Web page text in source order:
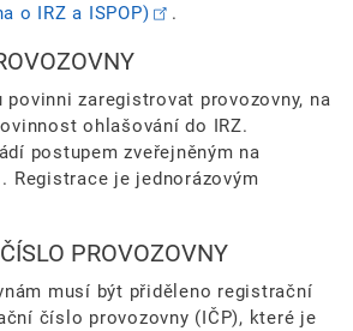
o IRZ a ISPOP) .
povinni zaregistrovat provozovny, na
ohlašování do IRZ.
postupem zveřejněným na
. Registrace je jednorázovým
PROVOZOVNY
musí být přiděleno registrační
číslo provozovny (IČP), které je